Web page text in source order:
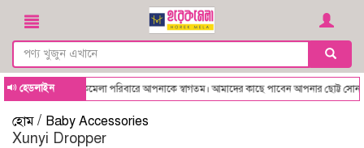
হেডলাইন
পরিবারে আপনাকে স্বাগতম। আমাদের কাছে পাবেন আপনার ছোট্ট সোনামণির জন্য অরিজিনাল
হোম / Baby Accessories
Xunyi Dropper